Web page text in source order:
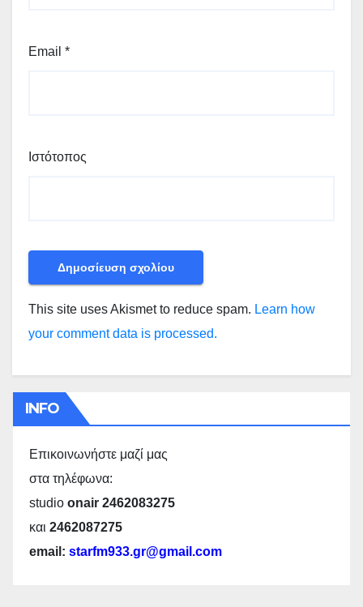
Email *
Ιστότοπος
This site uses Akismet to reduce spam. Learn how
your comment data is processed.
INFO
Επικοινωνήστε μαζί μας
στα τηλέφωνα:
studio onair 2462083275
και 2462087275
email: starfm933.gr@gmail.com